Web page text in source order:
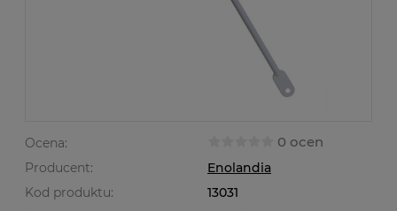
Ocena: 0 ocen
Producent:
Enolandia
Kod produktu:
13031